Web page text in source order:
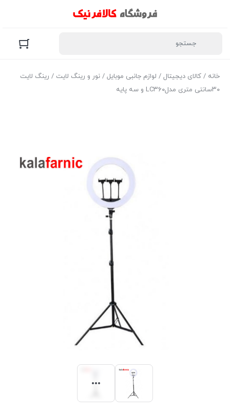
خانه / کالای دیجیتال / لوازم جانبی موبایل / نور و رینگ لایت / رینگ لایت
۳۰سانتی متری مدلLC۳۶۰ و سه پایه